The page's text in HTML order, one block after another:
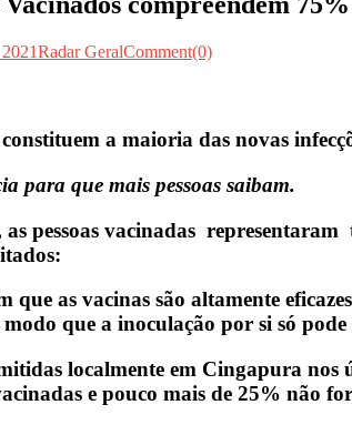
Radar GeralComment(0)
a maioria das novas
para que mais pessoas saibam.
pessoas vacinadas
que as vacinas são altamente
modo que a inoculação por si só
localmente em Cingapura
e pouco mais de 25% não